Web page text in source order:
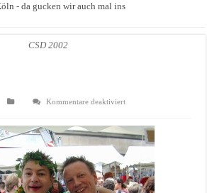
- da gucken wir auch mal ins
CSD 2002
Kommentare deaktiviertfür